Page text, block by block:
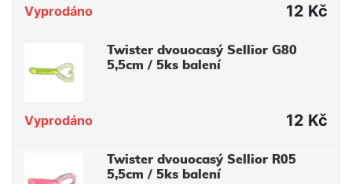
Vyprodáno 12 Kč
Twister dvouocasý Sellior G80
5,5cm / 5ks balení
Vyprodáno 12 Kč
Twister dvouocasý Sellior R05
5,5cm / 5ks balení